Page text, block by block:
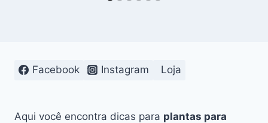
Facebook Instagram Loja
Aqui você encontra dicas para plantas para